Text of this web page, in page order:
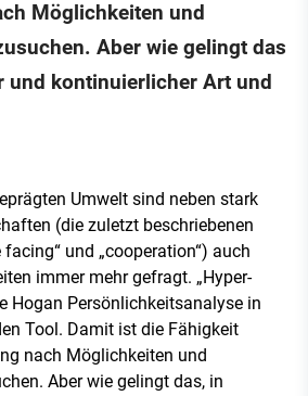
Möglichkeiten und
Aber wie gelingt das
und kontinuierlicher Art und
Umwelt sind neben stark
(die zuletzt beschriebenen
und „cooperation“) auch
immer mehr gefragt. „Hyper-
Hogan Persönlichkeitsanalyse in
Tool. Damit ist die Fähigkeit
nach Möglichkeiten und
Aber wie gelingt das, in